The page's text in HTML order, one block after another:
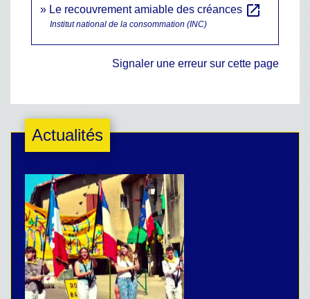
Le recouvrement amiable des créances open_in_new
Institut national de la consommation (INC)
Signaler une erreur sur cette page
Actualités